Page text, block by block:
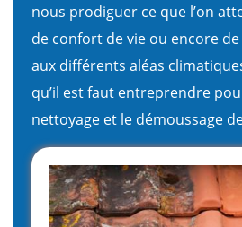
nous prodiguer ce que l’on
de confort de vie ou encore de
aux différents aléas
qu’il est faut entreprendre
nettoyage et le démoussage